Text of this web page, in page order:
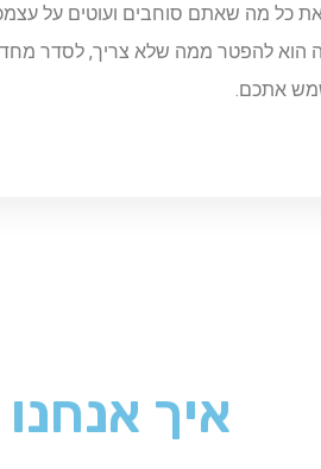
כל מה שאתם סוחבים ועוטים על
הוא להפטר ממה שלא צריך, לסדר
אתכם.
איך